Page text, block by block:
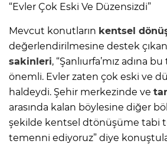
“Evler Çok Eski Ve Düzensizdi”
Mevcut konutların kentsel
değerlendirilmesine destek çıkan
sakinleri, “Şanlıurfa’mız adına
önemli. Evler zaten çok eski ve
haldeydi. Şehir merkezinde ve
arasında kalan böylesine diğer
şekilde kentsel dtönüşüme tabi
temenni ediyoruz” diye